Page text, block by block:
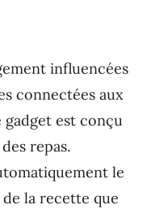
influencées
connectées aux
est conçu
repas.
le
la recette que